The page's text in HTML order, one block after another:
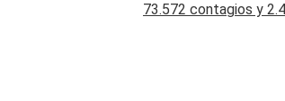
73.572 contagios y